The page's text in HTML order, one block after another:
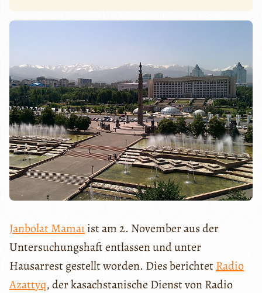
Janbolat Mamaı ist am 2. November aus der
Untersuchungshaft entlassen und unter
Hausarrest gestellt worden. Dies berichtetRadio
Azattyq, der kasachstanische Dienst von Radio